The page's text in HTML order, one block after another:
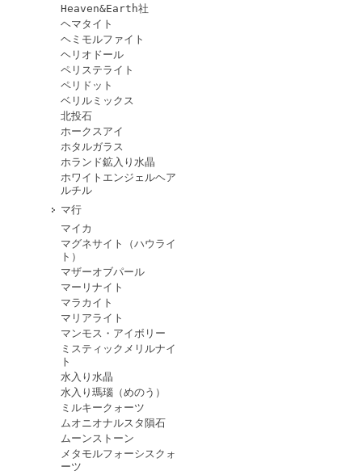
Heaven&Earth社
ヘマタイト
ヘミモルファイト
ヘリオドール
ペリステライト
ペリドット
ベリルミックス
北投石
ホークスアイ
ホタルガラス
ホランド鉱入り水晶
ホワイトエンジェルヘア
ルチル
マ行
マイカ
マグネサイト（ハウライ
ト）
マザーオブパール
マーリナイト
マラカイト
マリアライト
マンモス・アイボリー
ミスティックメリルナイ
ト
水入り水晶
水入り瑪瑙（めのう）
ミルキークォーツ
ムオニオナルスタ隕石
ムーンストーン
メタモルフォーシスクォ
ーツ